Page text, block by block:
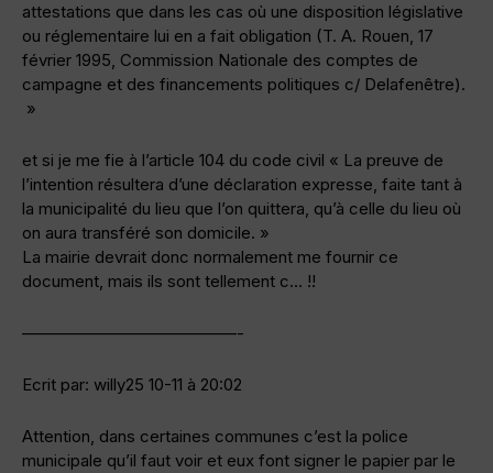
attestations que dans les cas où une disposition législative
ou réglementaire lui en a fait obligation (T. A. Rouen, 17
février 1995, Commission Nationale des comptes de
campagne et des financements politiques c/ Delafenêtre).
»
et si je me fie à l’article 104 du code civil « La preuve de
l’intention résultera d’une déclaration expresse, faite tant à
la municipalité du lieu que l’on quittera, qu’à celle du lieu où
on aura transféré son domicile. »
La mairie devrait donc normalement me fournir ce
document, mais ils sont tellement c… !!
—————————————-
Ecrit par: willy25 10-11 à 20:02
Attention, dans certaines communes c’est la police
municipale qu’il faut voir et eux font signer le papier par le